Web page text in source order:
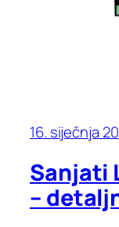
16. siječnja
Sanjati
–